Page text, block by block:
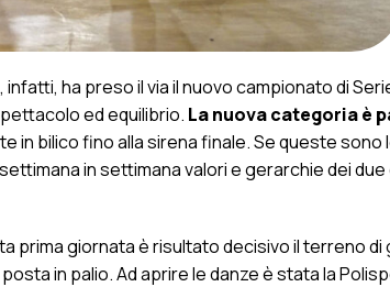
ha preso il via il nuovo campionato di
ed equilibrio. La nuova categoria è
in bilico fino alla sirena finale. Se queste sono
in settimana valori e gerarchie dei
prima giornata è risultato decisivo il terreno di
in palio. Ad aprire le danze è stata la